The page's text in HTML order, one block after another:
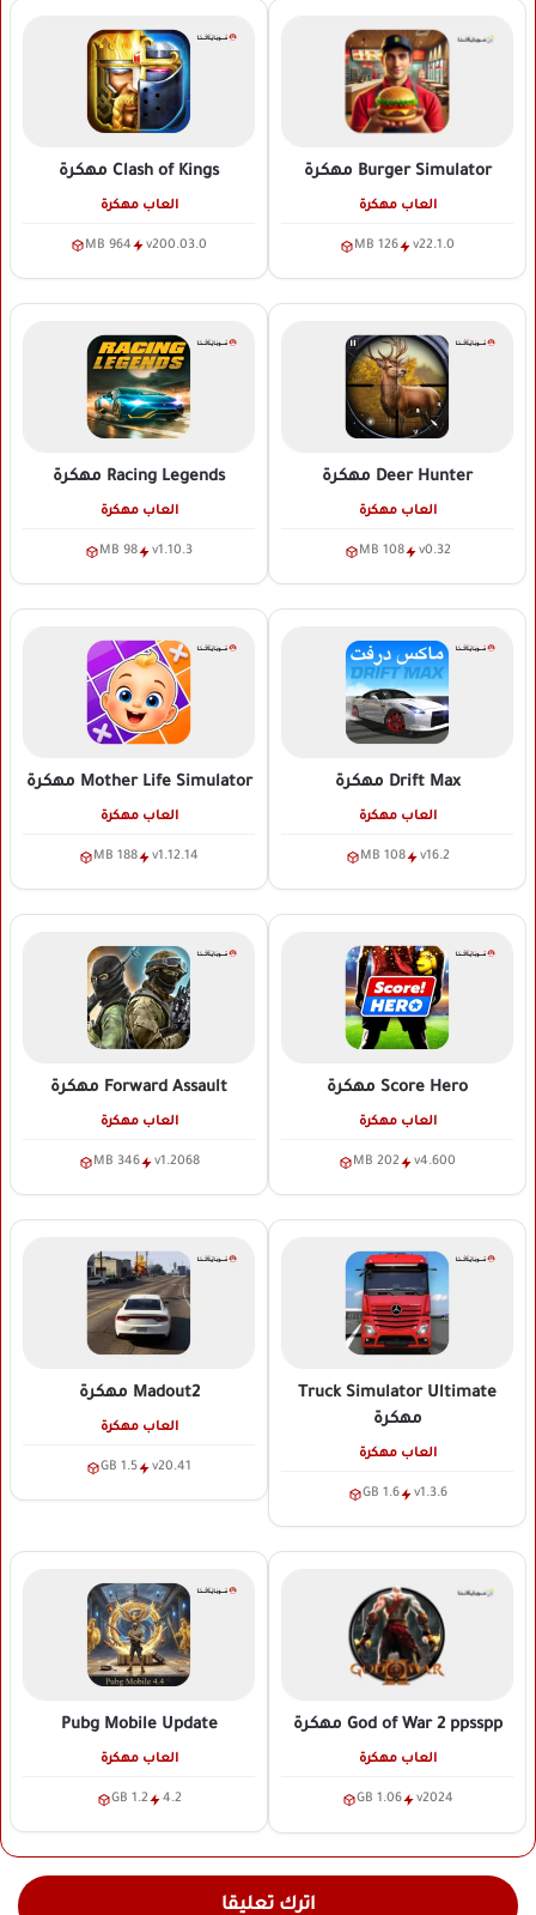
Burger Simulator مهكرة
العاب مهكرة
v22.1.0
126 MB
Clash of Kings مهكرة
العاب مهكرة
v200.03.0
964 MB
Deer Hunter مهكرة
العاب مهكرة
v0.32
108 MB
Racing Legends مهكرة
العاب مهكرة
v1.10.3
98 MB
Drift Max مهكرة
العاب مهكرة
v16.2
108 MB
Mother Life Simulator مهكرة
العاب مهكرة
v1.12.14
188 MB
Score Hero مهكرة
العاب مهكرة
v4.600
202 MB
Forward Assault مهكرة
العاب مهكرة
v1.2068
346 MB
Truck Simulator Ultimate
مهكرة
العاب مهكرة
v1.3.6
1.6 GB
Madout2 مهكرة
العاب مهكرة
v20.41
1.5 GB
God of War 2 ppsspp مهكرة
العاب مهكرة
v2024
1.06 GB
Pubg Mobile Update
العاب مهكرة
4.2
1.2 GB
اترك تعليقا